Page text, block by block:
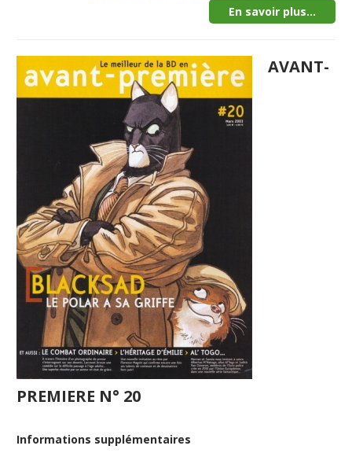
En savoir plus...
AVANT-
PREMIERE N° 20
Informations supplémentaires